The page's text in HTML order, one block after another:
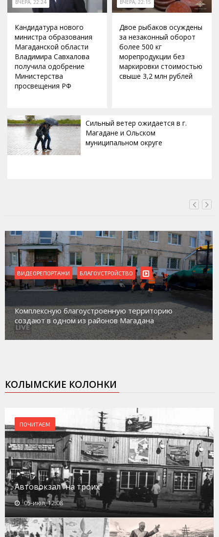
ВЧЕРА, 22:24
Кандидатура нового
министра образования
Магаданской области
Владимира Савхалова
получила одобрение
Министерства
просвещения РФ
ВЧЕРА, 22:15
Двое рыбаков осуждены
за незаконный оборот
более 500 кг
морепродукции без
маркировки стоимостью
свыше 3,2 млн рублей
Сильный ветер ожидается в г.
Магадане и Ольском
муниципальном округе
ВИДЕОРЕПОРТАЖИ БЛАГОУСТРОЙСТВО
Комплексную благоустроенную территорию
создают в одном из районов Магадана
КОЛЫМСКИЕ КОЛОНКИ
ПОЧИТАЕМ
Автовокзал "на троих"
05-июл, 12:08